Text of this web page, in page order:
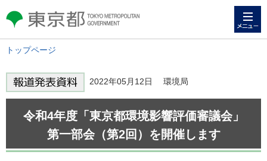
東京都 TOKYO METROPOLITAN
GOVERNMENT
トップページ
2022年05月12日 環境局
令和4年度「東京都環境影響評価審議会」
第一部会（第2回）を開催します